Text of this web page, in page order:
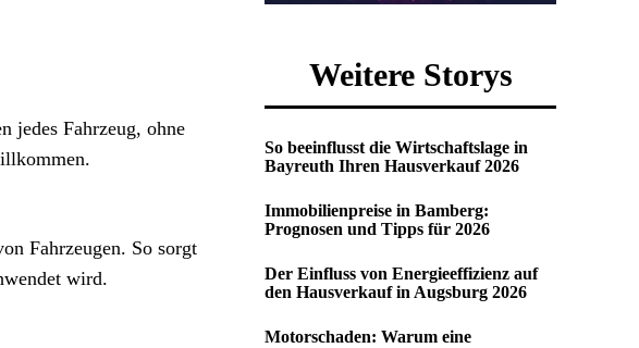
jedes Fahrzeug, ohne
Fahrzeugen. So sorgt
wird.
Weitere Storys
So beeinflusst die Wirtschaftslage in
Bayreuth Ihren Hausverkauf 2026
Immobilienpreise in Bamberg:
Prognosen und Tipps für 2026
Der Einfluss von Energieeffizienz auf
den Hausverkauf in Augsburg 2026
Motorschaden: Warum eine